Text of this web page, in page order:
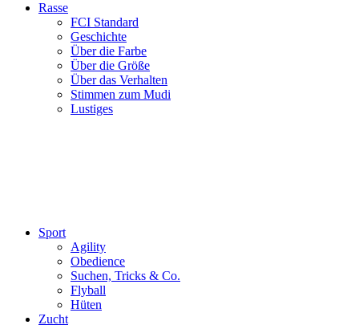
Rasse
FCI Standard
Geschichte
Über die Farbe
Über die Größe
Über das Verhalten
Stimmen zum Mudi
Lustiges
Sport
Agility
Obedience
Suchen, Tricks & Co.
Flyball
Hüten
Zucht